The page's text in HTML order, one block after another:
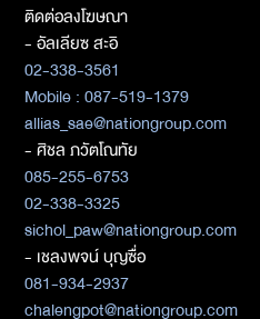
ติดต่อลงโฆษณา
- อัลเลียซ สะอิ
02-338-3561
Mobile : 087-519-1379
allias_sae@nationgroup.com
- ศิชล ภวัตโณทัย
085-255-6753
02-338-3325
sichol_paw@nationgroup.com
- เชลงพจน์ บุญซื่อ
081-934-2937
chalengpot@nationgroup.com